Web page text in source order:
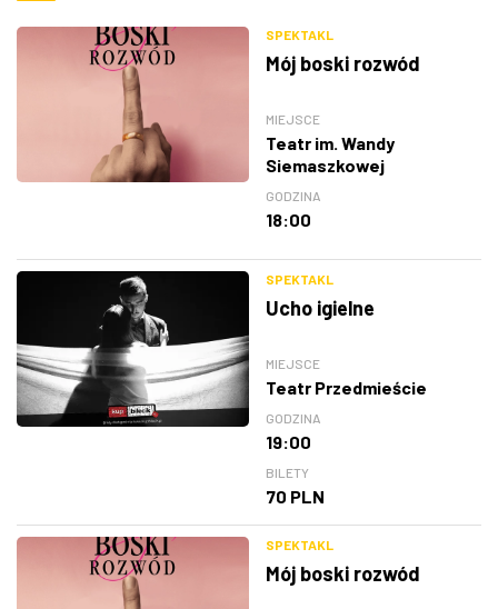
SPEKTAKL
Mój boski rozwód
MIEJSCE
Teatr im. Wandy
Siemaszkowej
GODZINA
18:00
SPEKTAKL
Ucho igielne
MIEJSCE
Teatr Przedmieście
GODZINA
19:00
BILETY
70 PLN
SPEKTAKL
Mój boski rozwód